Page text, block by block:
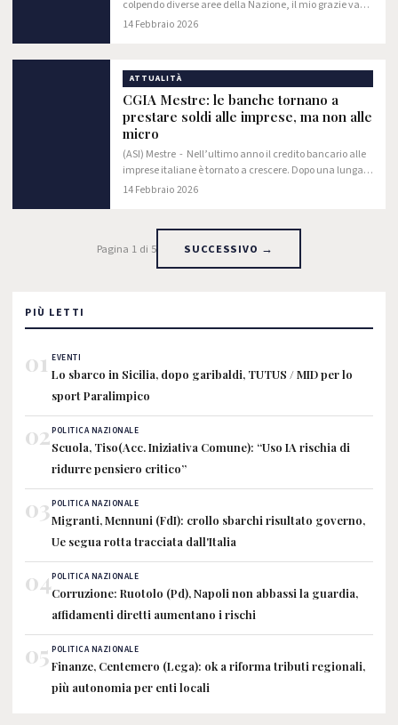
colpendo diverse aree della Nazione, il mio grazie va
alle donne e agli uomini del Corpo nazionale dei Vigili
14 Febbraio 2026
ATTUALITÀ
CGIA Mestre: le banche tornano a
prestare soldi alle imprese, ma non alle
micro
(ASI) Mestre - Nell’ultimo anno il credito bancario alle
imprese italiane è tornato a crescere. Dopo una lunga
fase di contrazione, segnata prima dalla pandemia e
14 Febbraio 2026
Pagina 1 di 5 SUCCESSIVO →
PIÙ LETTI
01 EVENTI
Lo sbarco in Sicilia, dopo garibaldi, TUTUS / MID per lo
sport Paralimpico
02POLITICA NAZIONALE
Scuola, Tiso(Acc. Iniziativa Comune): “Uso IA rischia di
ridurre pensiero critico”
03POLITICA NAZIONALE
Migranti, Mennuni (FdI): crollo sbarchi risultato governo,
Ue segua rotta tracciata dall'Italia
04POLITICA NAZIONALE
Corruzione: Ruotolo (Pd), Napoli non abbassi la guardia,
affidamenti diretti aumentano i rischi
05 POLITICA NAZIONALE
Finanze, Centemero (Lega): ok a riforma tributi regionali,
più autonomia per enti locali